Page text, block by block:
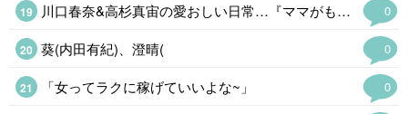
0
川口春奈&高杉真宙の愛おしい日常…『ママがもうこの世界にいなくても私の命の日記』場面写真
0
葵(内田有紀)、澄晴(
0
「女ってラクに稼げていいよな~」